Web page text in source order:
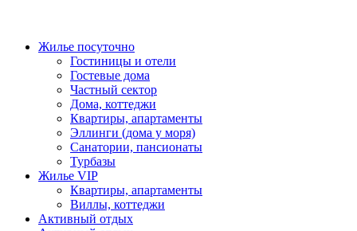
Жилье посуточно
Гостиницы и отели
Гостевые дома
Частный сектор
Дома, коттеджи
Квартиры, апартаменты
Эллинги (дома у моря)
Санатории, пансионаты
Турбазы
Жилье VIP
Квартиры, апартаменты
Виллы, коттеджи
Активный отдых